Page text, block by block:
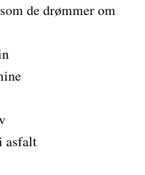
de drømmer om
asfalt